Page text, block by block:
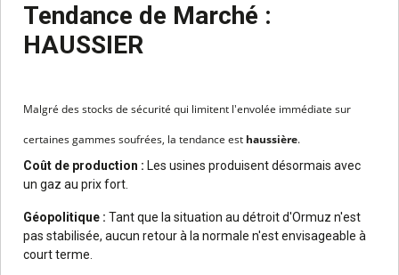
Tendance de Marché :
HAUSSIER
Malgré des stocks de sécurité qui limitent l'envolée immédiate sur
certaines gammes soufrées, la tendance est haussière.
Coût de production : Les usines produisent désormais avec
un gaz au prix fort.
Géopolitique : Tant que la situation au détroit d'Ormuz n'est
pas stabilisée, aucun retour à la normale n'est envisageable à
court terme.